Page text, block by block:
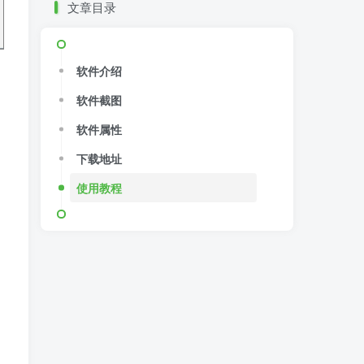
文章目录
软件介绍
软件截图
软件属性
下载地址
使用教程